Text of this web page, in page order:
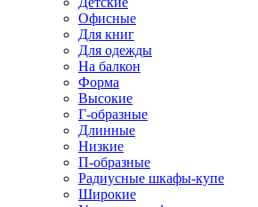
Офисные
Для книг
Для одежды
На балкон
Форма
Высокие
Г-образные
Длинные
Низкие
П-образные
Радиусные шкафы-купе
Широкие